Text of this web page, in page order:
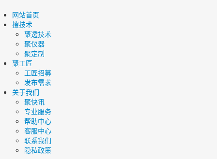
网站首页
搜技术
聚透技术
聚仪器
聚定制
聚工匠
工匠招募
发布需求
关于我们
聚快讯
专业服务
帮助中心
客服中心
联系我们
隐私政策